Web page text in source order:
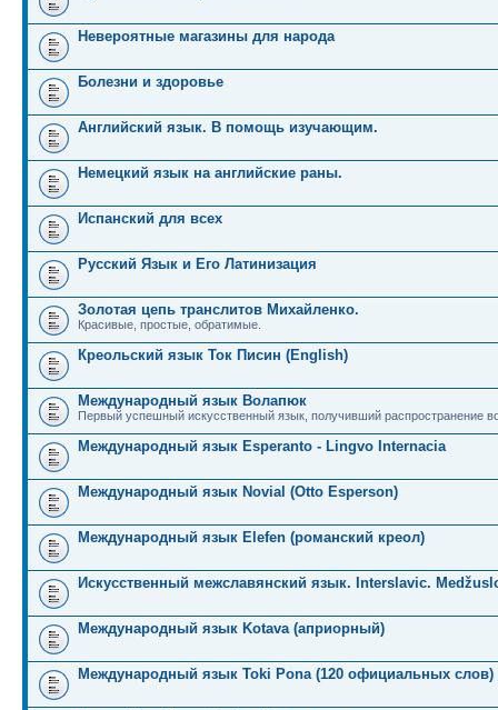
Невероятные магазины для народа
Болезни и здоровье
Английский язык. В помощь изучающим.
Немецкий язык на английские раны.
Испанский для всех
Русский Язык и Его Латинизация
Золотая цепь транслитов Михайленко.
Красивые, простые, обратимые.
Креольский язык Ток Писин (English)
Международный язык Волапюк
Первый успешный искусственный язык, получивший распространение
Международный язык Esperanto - Lingvo Internacia
Международный язык Novial (Otto Esperson)
Международный язык Elefen (романский креол)
Искусственный межславянский язык. Interslavic.
Международный язык Kotava (априорный)
Международный язык Toki Pona (120 официальных слов)